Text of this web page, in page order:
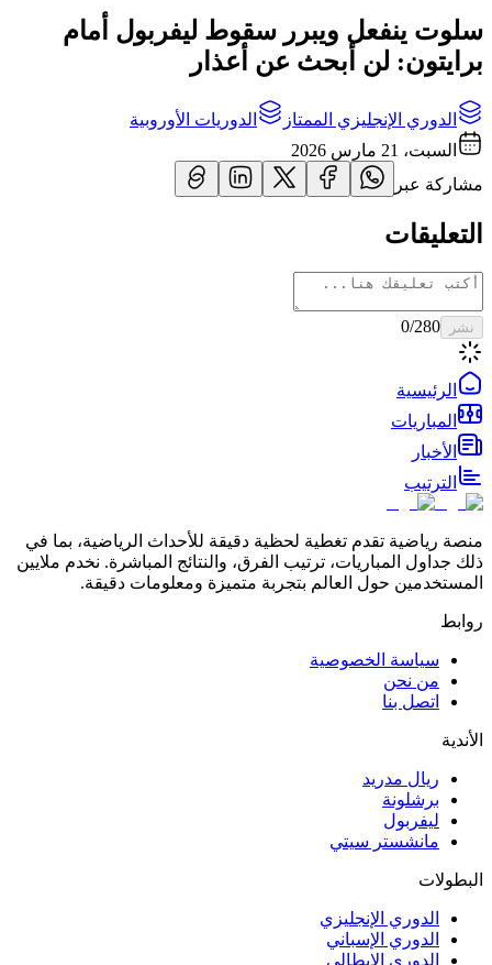
سلوت ينفعل ويبرر سقوط ليفربول أمام
برايتون: لن أبحث عن أعذار
الدوري الإنجليزي الممتاز
الدوريات الأوروبية
السبت، 21 مارس 2026
مشاركة عبر
التعليقات
نشر 0/280
الرئيسية
المباريات
الأخبار
الترتيب
منصة رياضية تقدم تغطية لحظية دقيقة للأحداث الرياضية، بما في
ذلك جداول المباريات، ترتيب الفرق، والنتائج المباشرة. نخدم ملايين
المستخدمين حول العالم بتجربة متميزة ومعلومات دقيقة.
روابط
سياسة الخصوصية
من نحن
اتصل بنا
الأندية
ريال مدريد
برشلونة
ليفربول
مانشستر سيتي
البطولات
الدوري الإنجليزي
الدوري الإسباني
الدوري الإيطالي